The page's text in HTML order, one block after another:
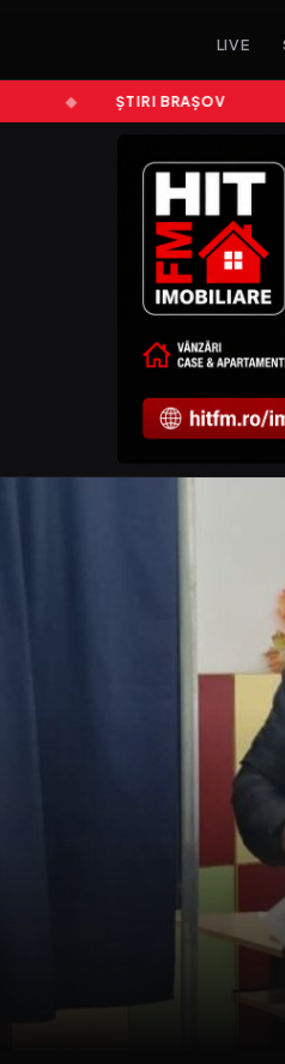
LIVE
ȘTIRI BRAȘOV